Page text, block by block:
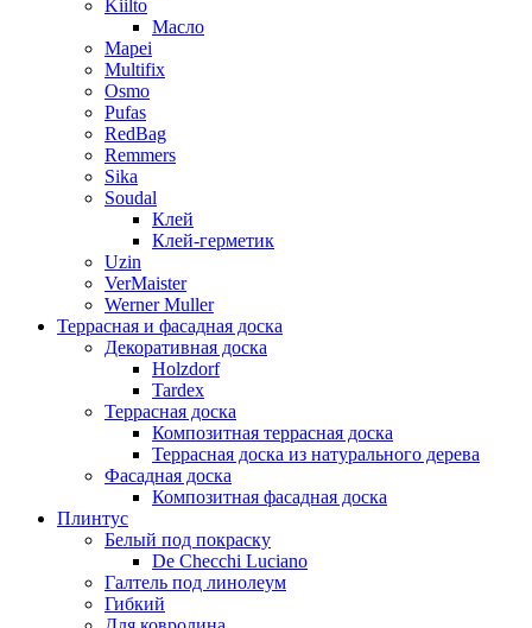
Kiilto
Масло
Mapei
Multifix
Osmo
Pufas
RedBag
Remmers
Sika
Soudal
Клей
Клей-герметик
Uzin
VerMaister
Werner Muller
Террасная и фасадная доска
Декоративная доска
Holzdorf
Tardex
Террасная доска
Композитная террасная доска
Террасная доска из натурального дерева
Фасадная доска
Композитная фасадная доска
Плинтус
Белый под покраску
De Checchi Luciano
Галтель под линолеум
Гибкий